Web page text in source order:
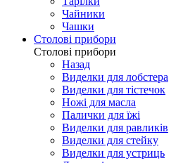
Чайники
Чашки
Столові прибори
Столові прибори
Назад
Виделки для лобстера
Виделки для тістечок
Ножі для масла
Палички для їжі
Виделки для равликів
Виделки для стейку
Виделки для устриць